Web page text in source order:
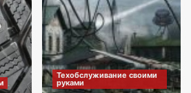
Техобслуживание своими
руками